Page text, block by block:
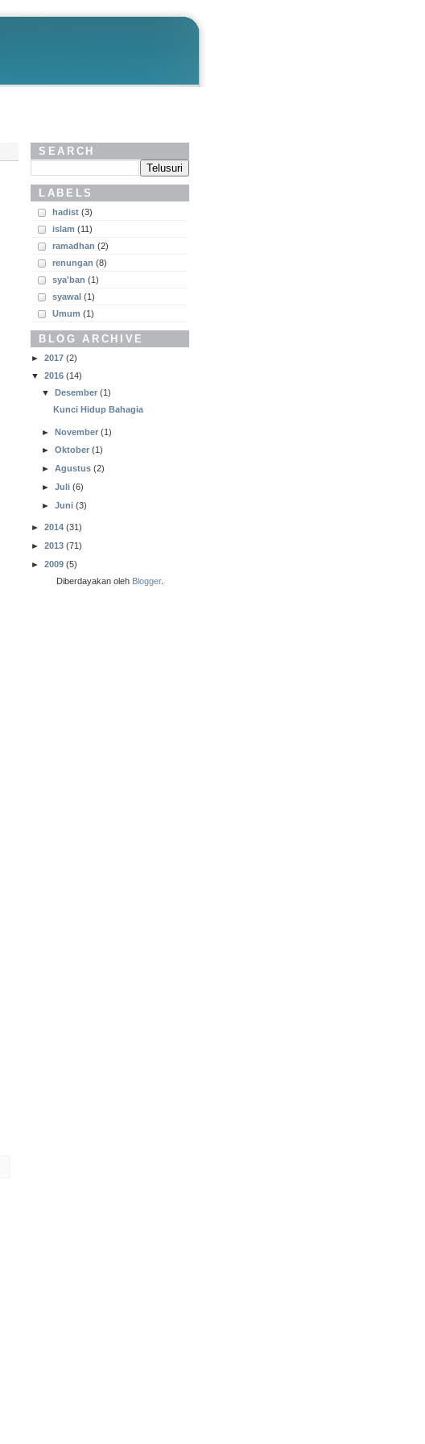
SEARCH
LABELS
hadist (3)
islam (11)
ramadhan (2)
renungan (8)
sya'ban (1)
syawal (1)
Umum (1)
BLOG ARCHIVE
► 2017 (2)
▼ 2016 (14)
▼Desember (1)
Kunci Hidup Bahagia
►November (1)
►Oktober (1)
►Agustus (2)
►Juli (6)
►Juni (3)
► 2014 (31)
► 2013 (71)
► 2009 (5)
Diberdayakan oleh Blogger.